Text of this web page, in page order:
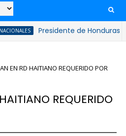
Presidente de Honduras
EN RD HAITIANO REQUERIDO POR
REQUERIDO